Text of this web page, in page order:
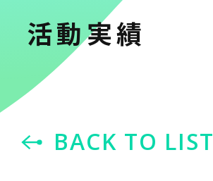
活動実績
BACK TO LIST